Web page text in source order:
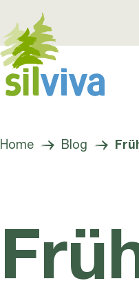
Navigation öffnen
Home Blog